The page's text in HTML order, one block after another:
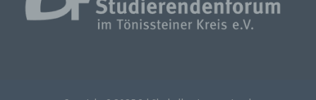
Benennung durch das Unionsrecht oder das Recht der
Mitgliedstaaten vorgesehen werden.